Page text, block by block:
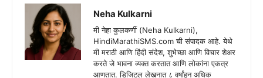
Neha Kulkarni
मी नेहा कुलकर्णी (Neha Kulkarni),
HindiMarathiSMS.com ची संपादक आहे. येथे
मी मराठी आणि हिंदी संदेश, शुभेच्छा आणि विचार शेअर
करते जे भावना व्यक्त करतात आणि लोकांना एकत्र
आणतात. डिजिटल लेखनात ८ वर्षांहून अधिक